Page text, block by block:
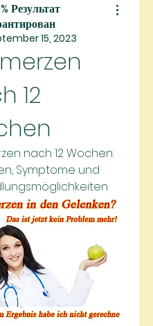
Результат
15, 2023
12
nach 12 Wochen:
Symptome und